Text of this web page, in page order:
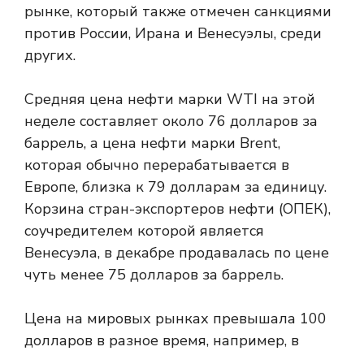
рынке, который также отмечен санкциями
против России, Ирана и Венесуэлы, среди
других.
Средняя цена нефти марки WTI на этой
неделе составляет около 76 долларов за
баррель, а цена нефти марки Brent,
которая обычно перерабатывается в
Европе, близка к 79 долларам за единицу.
Корзина стран-экспортеров нефти (ОПЕК),
соучредителем которой является
Венесуэла, в декабре продавалась по цене
чуть менее 75 долларов за баррель.
Цена на мировых рынках превышала 100
долларов в разное время, например, в